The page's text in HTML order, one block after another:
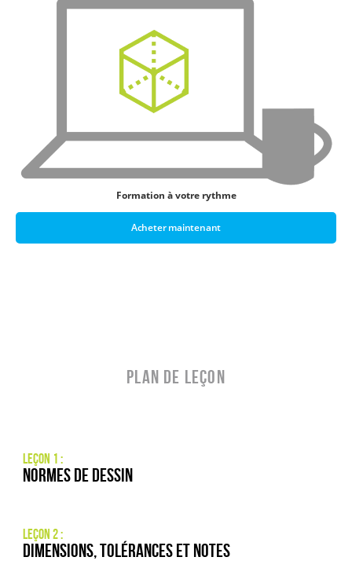
Formation à votre rythme
Acheter maintenant
PLAN DE LEÇON
Leçon 1 :
Normes de dessin
Leçon 2 :
Dimensions, tolérances et notes